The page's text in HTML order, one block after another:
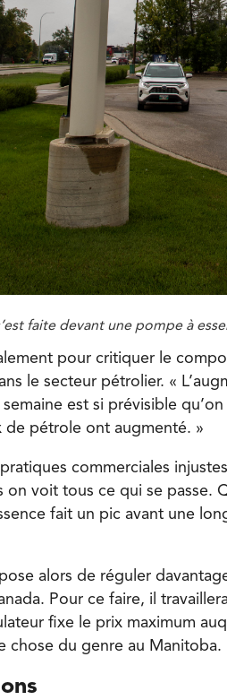
faite devant une pompe à
pour critiquer le
le secteur pétrolier. «
est si prévisible
de pétrole ont augmenté. »
commerciales
on voit tous ce qui se passe.
fait un pic avant une
alors de réguler
Pour ce faire, il
fixe le prix maximum
chose du genre au Manitoba.